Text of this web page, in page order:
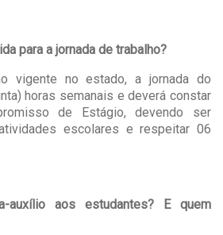
para a jornada de trabalho?
vigente no estado, a jornada do
horas semanais e deverá constar
de Estágio, devendo ser
escolares e respeitar 06
auxílio aos estudantes? E quem